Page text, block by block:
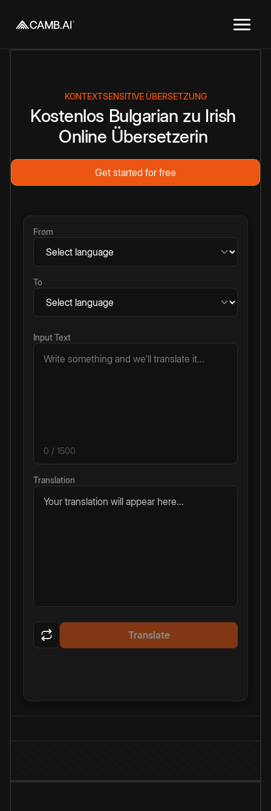
KONTEXTSENSITIVE ÜBERSETZUNG
Kostenlos Bulgarian zu Irish
Online Übersetzerin
Get started for free
From
To
Input Text
0 / 1500
Translation
Your translation will appear here...
Translate